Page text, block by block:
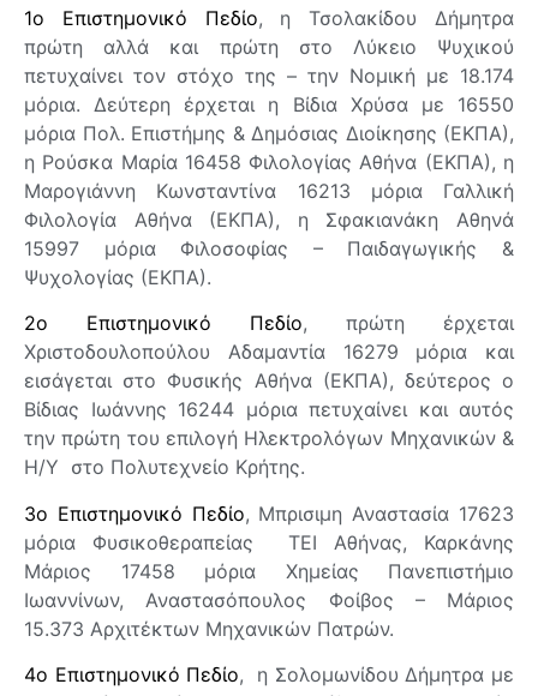
1ο Επιστημονικό Πεδίο, η Τσολακίδου Δήμητρα
πρώτη αλλά και πρώτη στο Λύκειο Ψυχικού
πετυχαίνει τον στόχο της – την Νομική με 18.174
μόρια. Δεύτερη έρχεται η Βίδια Χρύσα με 16550
μόρια Πολ. Επιστήμης & Δημόσιας Διοίκησης (ΕΚΠΑ),
η Ρούσκα Μαρία 16458 Φιλολογίας Αθήνα (ΕΚΠΑ), η
Μαρογιάννη Κωνσταντίνα 16213 μόρια Γαλλική
Φιλολογία Αθήνα (ΕΚΠΑ), η Σφακιανάκη Αθηνά
15997 μόρια Φιλοσοφίας – Παιδαγωγικής &
Ψυχολογίας (ΕΚΠΑ).
2ο Επιστημονικό Πεδίο, πρώτη έρχεται
Χριστοδουλοπούλου Αδαμαντία 16279 μόρια και
εισάγεται στο Φυσικής Αθήνα (ΕΚΠΑ), δεύτερος ο
Βίδιας Ιωάννης 16244 μόρια πετυχαίνει και αυτός
την πρώτη του επιλογή Ηλεκτρολόγων Μηχανικών &
Η/Υ στο Πολυτεχνείο Κρήτης.
3ο Επιστημονικό Πεδίο, Μπρισιμη Αναστασία 17623
μόρια Φυσικοθεραπείας ΤΕΙ Αθήνας, Καρκάνης
Μάριος 17458 μόρια Χημείας Πανεπιστήμιο
Ιωαννίνων, Αναστασόπουλος Φοίβος – Μάριος
15.373 Αρχιτέκτων Μηχανικών Πατρών.
4ο Επιστημονικό Πεδίο, η Σολομωνίδου Δήμητρα με